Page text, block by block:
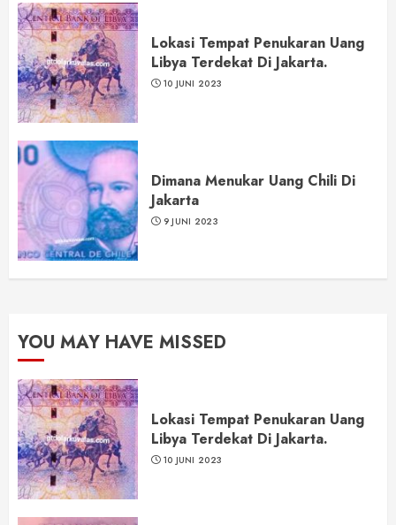
Lokasi Tempat Penukaran Uang
Libya Terdekat Di Jakarta.
10 JUNI 2023
Dimana Menukar Uang Chili Di
Jakarta
9 JUNI 2023
YOU MAY HAVE MISSED
Lokasi Tempat Penukaran Uang
Libya Terdekat Di Jakarta.
10 JUNI 2023